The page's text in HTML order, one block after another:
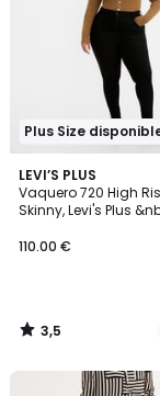
Plus Size
LEVI’S PLUS
Vaquero 720 High
Skinny, Levi's Plus
110.00 €
3,5
/ 5
2
Colores
3,5
/